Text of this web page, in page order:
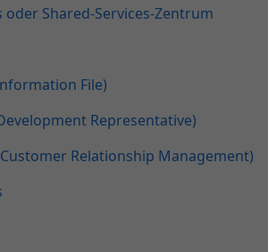
oder Shared-Services-Zentrum
File)
Representative)
Relationship Management)